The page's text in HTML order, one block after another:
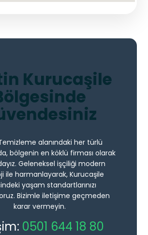
Kurucaşile
alanındaki her türlü
bölgenin en köklü firması olarak
Geleneksel işçiliği modern
ile harmanlayarak, Kurucaşile
yaşam standartlarınızı
Bizimle iletişime geçmeden
karar vermeyin.
0501 644 18 80